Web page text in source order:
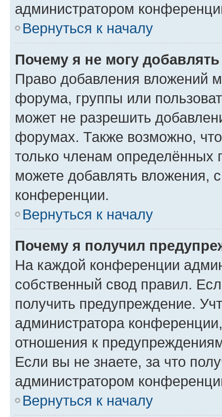
администратором
Вернуться к началу
Почему я не могу
Право добавления вложений
форума, группы или
может не разрешить
форумах. Также возможно,
только членам определённых
можете добавлять вложения,
конференции.
Вернуться к началу
Почему я получил
На каждой конференции
собственный свод правил.
получить предупреждение.
администратора
отношения к
Если вы не знаете, за что
администратором
Вернуться к началу